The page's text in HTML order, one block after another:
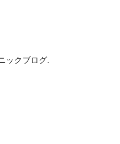
ックブログ.